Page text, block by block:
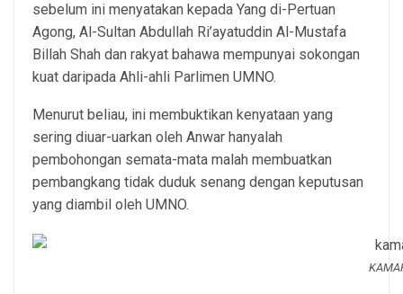
sebelum ini menyatakan kepada Yang di-Pertuan
Agong, Al-Sultan Abdullah Ri’ayatuddin Al-Mustafa
Billah Shah dan rakyat bahawa mempunyai sokongan
kuat daripada Ahli-ahli Parlimen UMNO.
Menurut beliau, ini membuktikan kenyataan yang
sering diuar-uarkan oleh Anwar hanyalah
pembohongan semata-mata malah membuatkan
pembangkang tidak duduk senang dengan keputusan
yang diambil oleh UMNO.